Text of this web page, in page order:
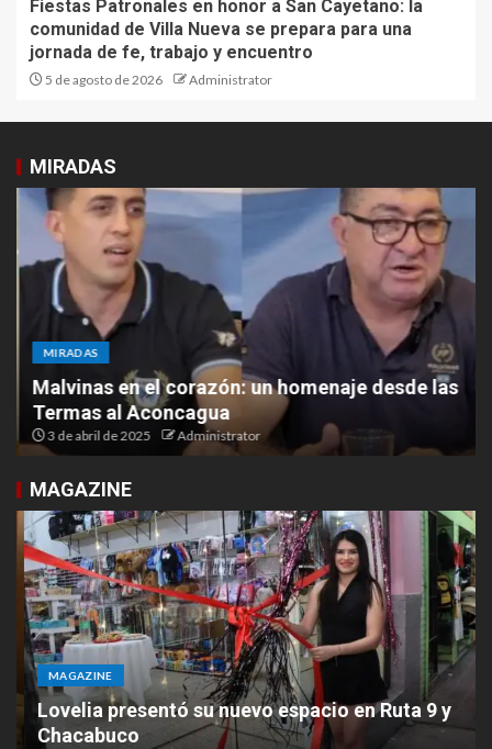
Fiestas Patronales en honor a San Cayetano: la
comunidad de Villa Nueva se prepara para una
jornada de fe, trabajo y encuentro
5 de agosto de 2026 Administrator
MIRADAS
MIRADAS
Malvinas en el corazón: un homenaje desde las
Termas al Aconcagua
3 de abril de 2025 Administrator
MAGAZINE
MAGAZINE
Lovelia presentó su nuevo espacio en Ruta 9 y
Chacabuco